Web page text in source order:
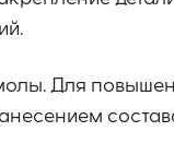
Для